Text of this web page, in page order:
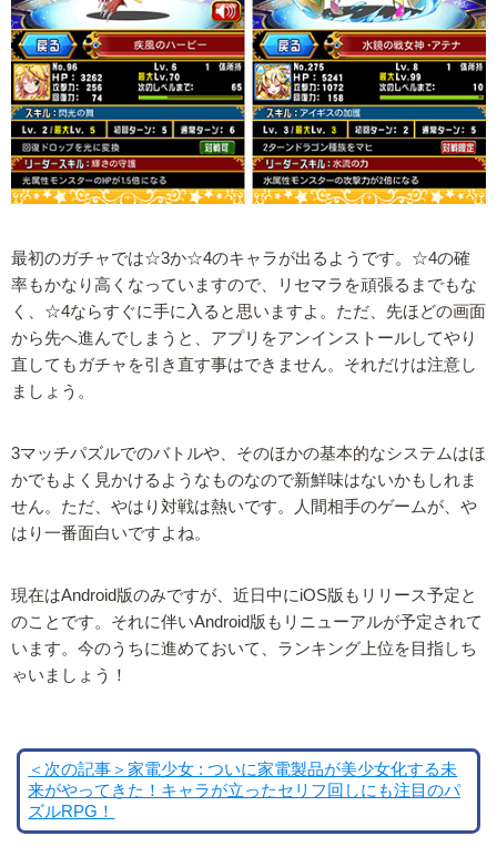
最初のガチャでは☆3か☆4のキャラが出るようです。☆4の確
率もかなり高くなっていますので、リセマラを頑張るまでもな
く、☆4ならすぐに手に入ると思いますよ。ただ、先ほどの画面
から先へ進んでしまうと、アプリをアンインストールしてやり
直してもガチャを引き直す事はできません。それだけは注意し
ましょう。
3マッチパズルでのバトルや、そのほかの基本的なシステムはほ
かでもよく見かけるようなものなので新鮮味はないかもしれま
せん。ただ、やはり対戦は熱いです。人間相手のゲームが、や
はり一番面白いですよね。
現在はAndroid版のみですが、近日中にiOS版もリリース予定と
のことです。それに伴いAndroid版もリニューアルが予定されて
います。今のうちに進めておいて、ランキング上位を目指しち
ゃいましょう！
＜次の記事＞家電少女 : ついに家電製品が美少女化する未
来がやってきた！キャラが立ったセリフ回しにも注目のパ
ズルRPG！